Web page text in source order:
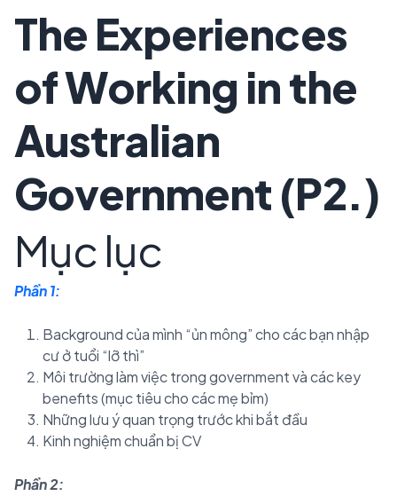
The Experiences
of Working in the
Australian
Government (P2.)
Mục lục
Phần 1:
Background của mình “ủn mông” cho các bạn nhập
cư ở tuổi “lỡ thì”
Môi trường làm việc trong government và các key
benefits (mục tiêu cho các mẹ bỉm)
Những lưu ý quan trọng trước khi bắt đầu
Kinh nghiệm chuẩn bị CV
Phần 2: